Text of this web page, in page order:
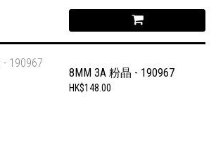
8MM 3A 粉晶 - 190967
HK$148.00